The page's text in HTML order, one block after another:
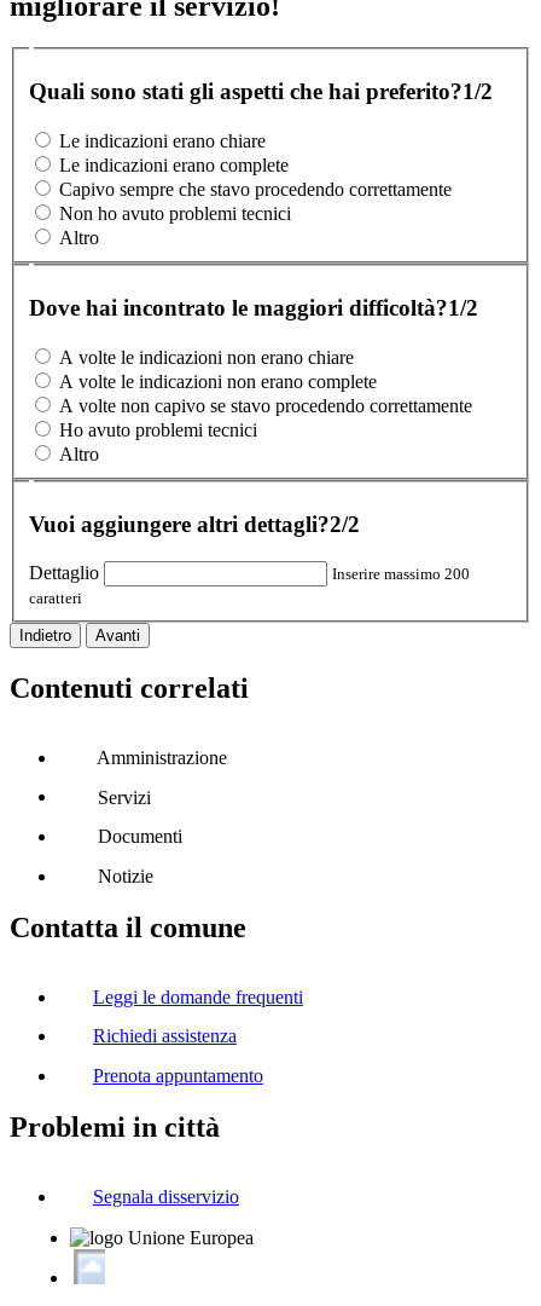
Quali sono stati gli aspetti che hai preferito?1/2
Le indicazioni erano chiare
Le indicazioni erano complete
Capivo sempre che stavo procedendo correttamente
Non ho avuto problemi tecnici
Altro
Dove hai incontrato le maggiori difficoltà?1/2
A volte le indicazioni non erano chiare
A volte le indicazioni non erano complete
A volte non capivo se stavo procedendo correttamente
Ho avuto problemi tecnici
Altro
Vuoi aggiungere altri dettagli?2/2
Dettaglio
Inserire massimo 200
caratteri
Indietro Avanti
Contenuti correlati
Amministrazione
Servizi
Documenti
Notizie
Contatta il comune
Leggi le domande frequenti
Richiedi assistenza
Prenota appuntamento
Problemi in città
Segnala disservizio